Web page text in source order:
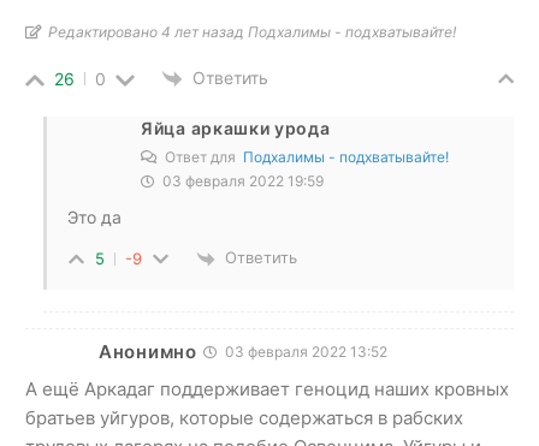
Редактировано 4 лет назад Подхалимы - подхватывайте!
26 0 Ответить
Яйца аркашки урода
Ответ для Подхалимы - подхватывайте!
03 февраля 2022 19:59
Это да
5 -9 Ответить
Анонимно 03 февраля 2022 13:52
А ещё Аркадаг поддерживает геноцид наших кровных
братьев уйгуров, которые содержаться в рабских